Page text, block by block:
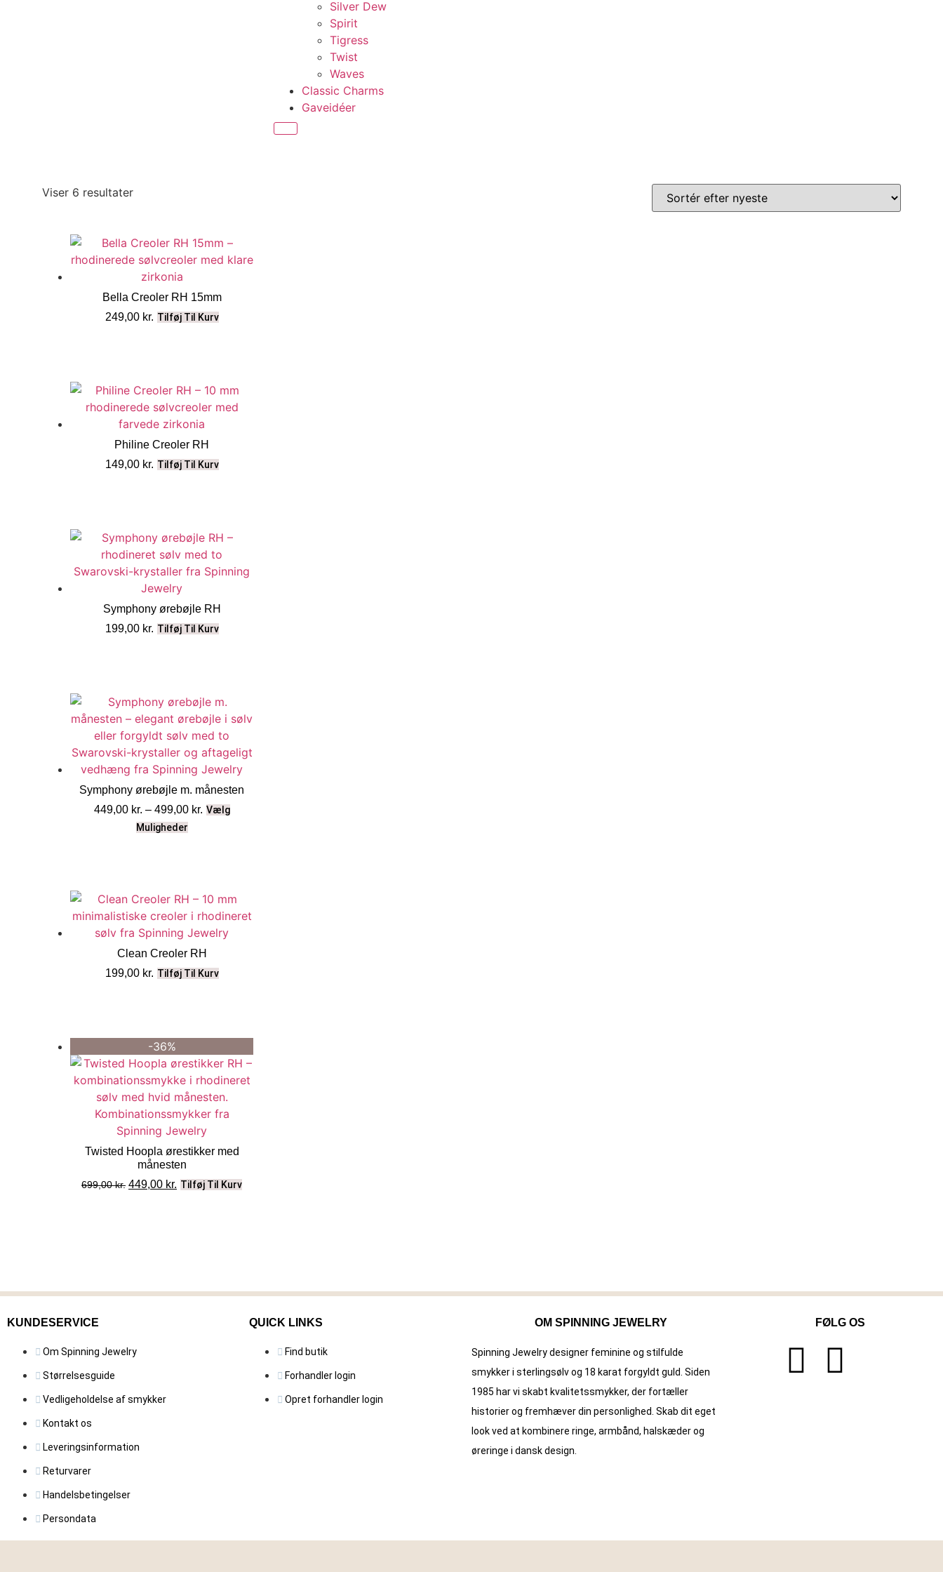
Silver Dew
Spirit
Tigress
Twist
Waves
Classic Charms
Gaveidéer
Viser 6 resultater
Bella Creoler RH 15mm
249,00 kr. Tilføj Til Kurv
Philine Creoler RH
149,00 kr. Tilføj Til Kurv
Symphony ørebøjle RH
199,00 kr. Tilføj Til Kurv
Symphony ørebøjle m. månesten
449,00 kr. – 499,00 kr. Vælg
Muligheder
Clean Creoler RH
199,00 kr. Tilføj Til Kurv
-36%
Twisted Hoopla ørestikker med
månesten
699,00kr. 449,00 kr. Tilføj Til Kurv
KUNDESERVICE
Om Spinning Jewelry
Størrelsesguide
Vedligeholdelse af smykker
Kontakt os
Leveringsinformation
Returvarer
Handelsbetingelser
Persondata
QUICK LINKS
Find butik
Forhandler login
Opret forhandler login
OM SPINNING JEWELRY
Spinning Jewelry designer feminine og stilfulde
smykker i sterlingsølv og 18 karat forgyldt guld. Siden
1985 har vi skabt kvalitets­smykker, der fortæller
historier og fremhæver din personlighed. Skab dit eget
look ved at kombinere ringe, armbånd, halskæder og
øreringe i dansk design.
FØLG OS